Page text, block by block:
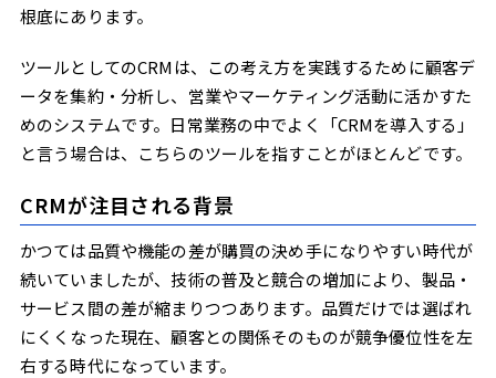
根底にあります。
ツールとしてのCRMは、この考え方を実践するために顧客デ
ータを集約・分析し、営業やマーケティング活動に活かすた
めのシステムです。日常業務の中でよく「CRMを導入する」
と言う場合は、こちらのツールを指すことがほとんどです。
CRMが注目される背景
かつては品質や機能の差が購買の決め手になりやすい時代が
続いていましたが、技術の普及と競合の増加により、製品・
サービス間の差が縮まりつつあります。品質だけでは選ばれ
にくくなった現在、顧客との関係そのものが競争優位性を左
右する時代になっています。